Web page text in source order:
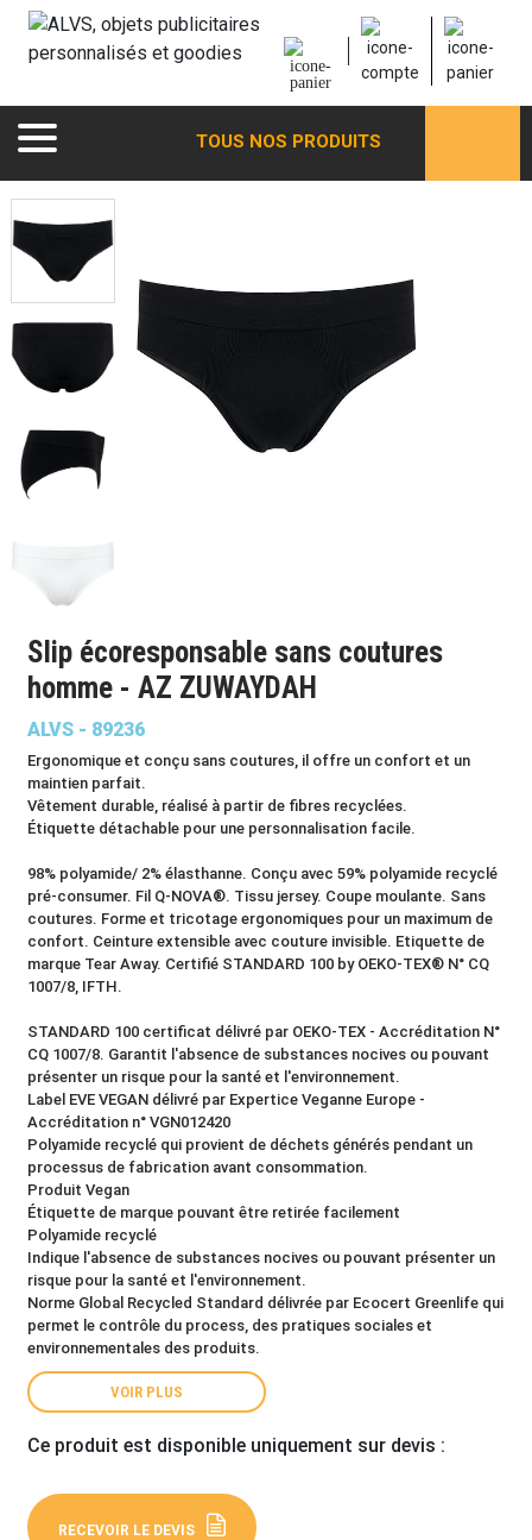
TOUS NOS PRODUITS
Slip écoresponsable sans coutures
homme - AZ ZUWAYDAH
ALVS - 89236
Ergonomique et conçu sans coutures, il offre un confort et un
maintien parfait.
Vêtement durable, réalisé à partir de fibres recyclées.
Étiquette détachable pour une personnalisation facile.
98% polyamide/ 2% élasthanne. Conçu avec 59% polyamide recyclé
pré-consumer. Fil Q-NOVA®. Tissu jersey. Coupe moulante. Sans
coutures. Forme et tricotage ergonomiques pour un maximum de
confort. Ceinture extensible avec couture invisible. Etiquette de
marque Tear Away. Certifié STANDARD 100 by OEKO-TEX® N° CQ
1007/8, IFTH.
STANDARD 100 certificat délivré par OEKO-TEX - Accréditation N°
CQ 1007/8. Garantit l'absence de substances nocives ou pouvant
présenter un risque pour la santé et l'environnement.
Label EVE VEGAN délivré par Expertice Veganne Europe -
Accréditation n° VGN012420
Polyamide recyclé qui provient de déchets générés pendant un
processus de fabrication avant consommation.
Produit Vegan
Étiquette de marque pouvant être retirée facilement
Polyamide recyclé
Indique l'absence de substances nocives ou pouvant présenter un
risque pour la santé et l'environnement.
Norme Global Recycled Standard délivrée par Ecocert Greenlife qui
permet le contrôle du process, des pratiques sociales et
environnementales des produits.
VOIR PLUS
Ce produit est disponible uniquement sur devis :
RECEVOIR LE DEVIS